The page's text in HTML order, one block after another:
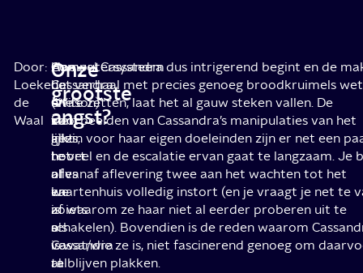
Door:
Loeke
de
Waal
Computersysteem
Cassandra
(Wilson)
ziet
alles,
hoort
alles
en
is
o-
ve-
ral
Onze
grootste
angst?
Aan
de
ene
kant
lijkt
het
of
we
zoiets
als
Cassandra
al
Hoewel Cassandra dus intrigerend begint en de
het verhaal met precies genoeg broodkruimels
uit te zetten, laat het al gauw steken vallen. De
voorbeelden van Cassandra’s manipulaties van het
gezin voor haar eigen doeleinden zijn er net een
te veel en de escalatie ervan gaat te langzaam. Je
al vanaf aflevering twee aan het wachten tot het
kaartenhuis volledig instort (en je vraagt je net te
af waarom ze haar niet al eerder proberen uit te
schakelen). Bovendien is de reden waarom
is wat/wie ze is, niet fascinerend genoeg om
te blijven plakken.